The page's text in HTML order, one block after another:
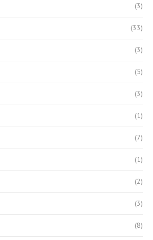
(3)
(33)
(3)
(5)
(3)
(1)
(7)
(1)
(2)
(3)
(8)